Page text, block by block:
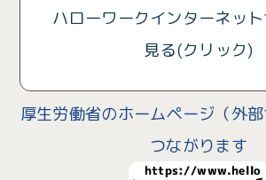
ハローワークインターネッ
見る(クリック)
厚生労働省のホームページ（外
つながります